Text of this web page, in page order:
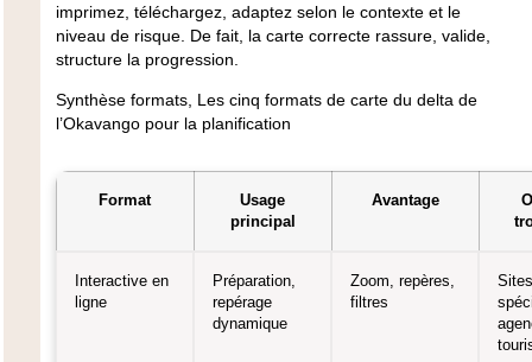
imprimez, téléchargez, adaptez selon le contexte et le
niveau de risque. De fait, la carte correcte rassure, valide,
structure la progression.
Synthèse formats, Les cinq formats de carte du delta de
l’Okavango pour la planification
Format
Usage
principal
Avantage
Interactive en
ligne
Préparation,
repérage
dynamique
Zoom, repères,
filtres
Sites